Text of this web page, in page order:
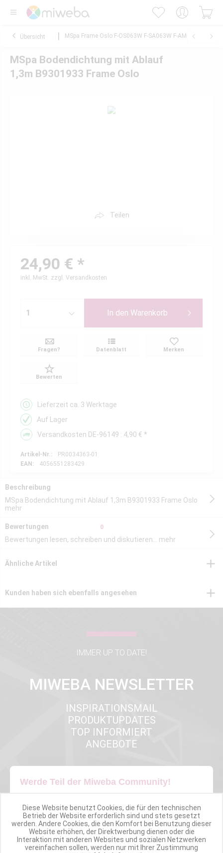
Übersicht MSpa Frame Oslo F-OS063W F-SA063W F-AM063W
MSpa Bodendichtung mit Ablauf
1,3m B9301933 Frame Oslo
Teilen
24,90 € *
inkl. MwSt. zzgl. Versandkosten
In den Warenkorb
Fragen? Datenblatt Merken
Bewerten
Lieferzeit ca. 3 Werktage
Auf Lager
Versandkosten DE-96149 : 4,90 € *
Artikel-Nr.:
PR0034363-01
EAN:
4056551283429
Beschreibung
MSpa Bodendichtung mit Ablauf 1,3m B9301933 Frame Oslo
mehr
Bewertungen 0
Bewertungen lesen, schreiben und diskutieren... mehr
Ähnliche Artikel
Kunden haben sich ebenfalls angesehen
IMMER UP TO DATE!
MIWEBA NEWSLETTER
INSPIRATIONSMAIL
PRODUKTUPDATES
TOP INFORMIERT
ANGEBOTE
Werde Teil der Miweba Community!
Verpasse nie wieder exklusive Newsletter-Rabatte und Aktionen
E-MAIL*
Diese Website benutzt Cookies, die für den technischen
Betrieb der Website erforderlich sind und stets gesetzt
werden. Andere Cookies, die den Komfort bei Benutzung dieser
Website erhöhen, der Direktwerbung dienen oder die
Interaktion mit anderen Websites und sozialen Netzwerken
vereinfachen sollen, werden nur mit Ihrer Zustimmung